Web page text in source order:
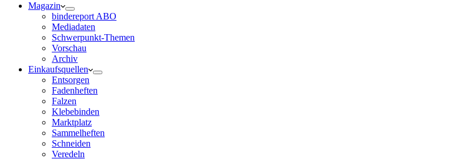
Magazin
bindereport ABO
Mediadaten
Schwerpunkt-Themen
Vorschau
Archiv
Einkaufsquellen
Entsorgen
Fadenheften
Falzen
Klebebinden
Marktplatz
Sammelheften
Schneiden
Veredeln